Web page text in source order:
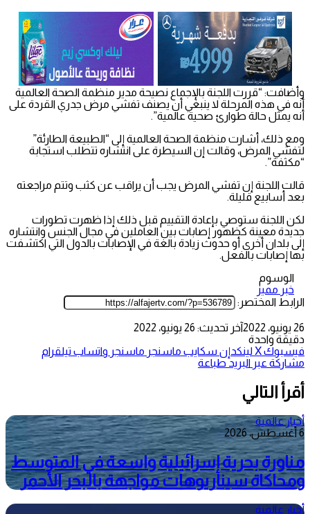
وأضافت: “قررت اللجنة بالإجماع نصيحة مدير منظمة الصحة العالمية
أنه في هذه المرحلة لا ينبغي أن يصنف تفشي مرض جدري القردة على
أنه يمثل حالة طوارئ صحية عالمية”.
ومع ذلك، أشارت منظمة الصحة العالمية إلى “الطبيعة الطارئة”
لتفشي المرض، وقالت إن السيطرة على انتشاره تتطلب استجابة
“مكثفة”.
قالت اللجنة إن تفشي المرض يجب أن يراقب عن كثب وتتم مراجعته
بعد أسابيع قليلة.
لكن اللجنة ستوصي بإعادة التقييم قبل ذلك إذا ظهرت تطورات
جديدة معينة كظهور إصابات بين العاملين في مجال الجنس وانتشاره
إلى بلدان أخرى أو حدوث زيادة بالغة في الإصابات بالدول التي اكتشفت
بها إصابات بالفعل.
الوسوم
خبر مميز
الرابط المختصر:
26 يونيو، 2022
آخر تحديث: 26 يونيو، 2022
دقيقة واحدة
فيسبوك‫Xلينكدإن سكايب ماسنجر ماسنجر واتساب تيلقرام
مشاركة عبر البريد طباعة
أقرأ التالي
أخبار عالمية
6 أغسطس، 2026
مناورة بحرية إسرائيلية واسعة في المتوسط
ومحاكاة سيناريوهات مواجهة بالبحر الأحمر
أخبار عالمية